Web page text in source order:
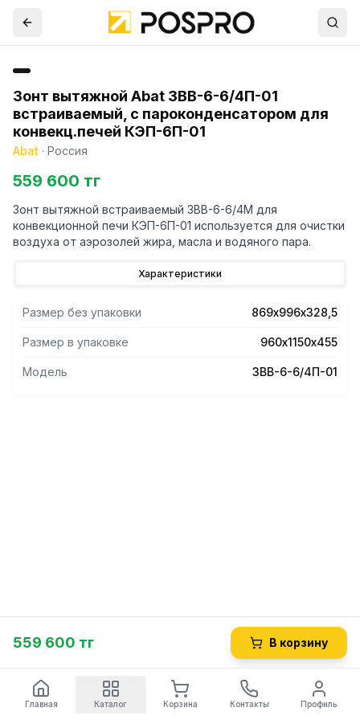
Зонт вытяжной Abat ЗВВ-6-6/4П-01
встраиваемый, с пароконденсатором для
конвекц.печей КЭП-6П-01
Abat · Россия
559 600 тг
Зонт вытяжной встраиваемый ЗВВ-6-6/4М для
конвекционной печи КЭП-6П-01 используется для очистки
воздуха от аэрозолей жира, масла и водяного пара.
Характеристики
Размер без упаковки 869х996х328,5
Размер в упаковке 960х1150х455
Модель ЗВВ-6-6/4П-01
559 600 тг В корзину
Главная Каталог Корзина Контакты Профиль